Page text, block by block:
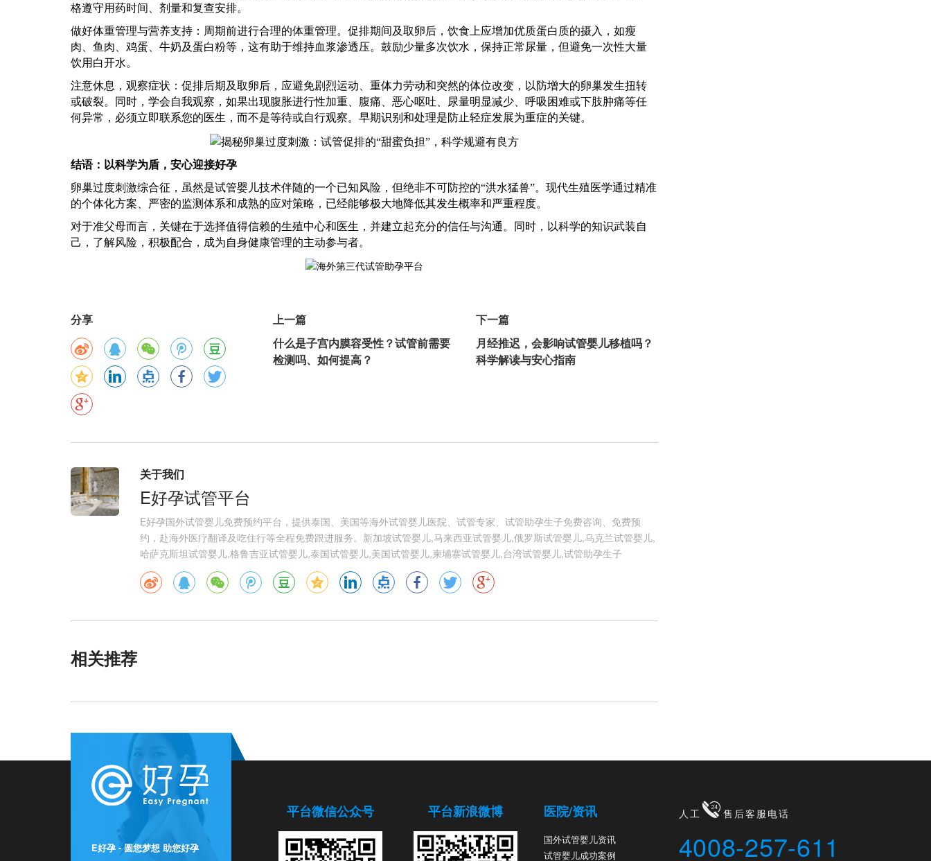
格遵守用药时间、剂量和复查安排。
做好体重管理与营养支持：周期前进行合理的体重管理。促排期间及取卵后，饮食上应增加优质蛋白质的摄入，如瘦
肉、鱼肉、鸡蛋、牛奶及蛋白粉等，这有助于维持血浆渗透压。鼓励少量多次饮水，保持正常尿量，但避免一次性大量
饮用白开水。
注意休息，观察症状：促排后期及取卵后，应避免剧烈运动、重体力劳动和突然的体位改变，以防增大的卵巢发生扭转
或破裂。同时，学会自我观察，如果出现腹胀进行性加重、腹痛、恶心呕吐、尿量明显减少、呼吸困难或下肢肿痛等任
何异常，必须立即联系您的医生，而不是等待或自行观察。早期识别和处理是防止轻症发展为重症的关键。
结语：以科学为盾，安心迎接好孕
卵巢过度刺激综合征，虽然是试管婴儿技术伴随的一个已知风险，但绝非不可防控的“洪水猛兽”。现代生殖医学通过精准
的个体化方案、严密的监测体系和成熟的应对策略，已经能够极大地降低其发生概率和严重程度。
对于准父母而言，关键在于选择值得信赖的生殖中心和医生，并建立起充分的信任与沟通。同时，以科学的知识武装自
己，了解风险，积极配合，成为自身健康管理的主动参与者。
分享
上一篇
什么是子宫内膜容受性？试管前需要
检测吗、如何提高？
下一篇
月经推迟，会影响试管婴儿移植吗？
科学解读与安心指南
关于我们
E好孕试管平台
E好孕国外试管婴儿免费预约平台，提供泰国、美国等海外试管婴儿医院、试管专家、试管助孕生子免费咨询、免费预
约，赴海外医疗翻译及吃住行等全程免费跟进服务。新加坡试管婴儿,马来西亚试管婴儿,俄罗斯试管婴儿,乌克兰试管婴儿,
哈萨克斯坦试管婴儿,格鲁吉亚试管婴儿,泰国试管婴儿,美国试管婴儿,柬埔寨试管婴儿,台湾试管婴儿,试管助孕生子
相关推荐
E好孕 - 圆您梦想 助您好孕
平台微信公众号 平台新浪微博 医院/资讯
国外试管婴儿资讯
试管婴儿成功案例
人工 售后客服电话
4008-257-611